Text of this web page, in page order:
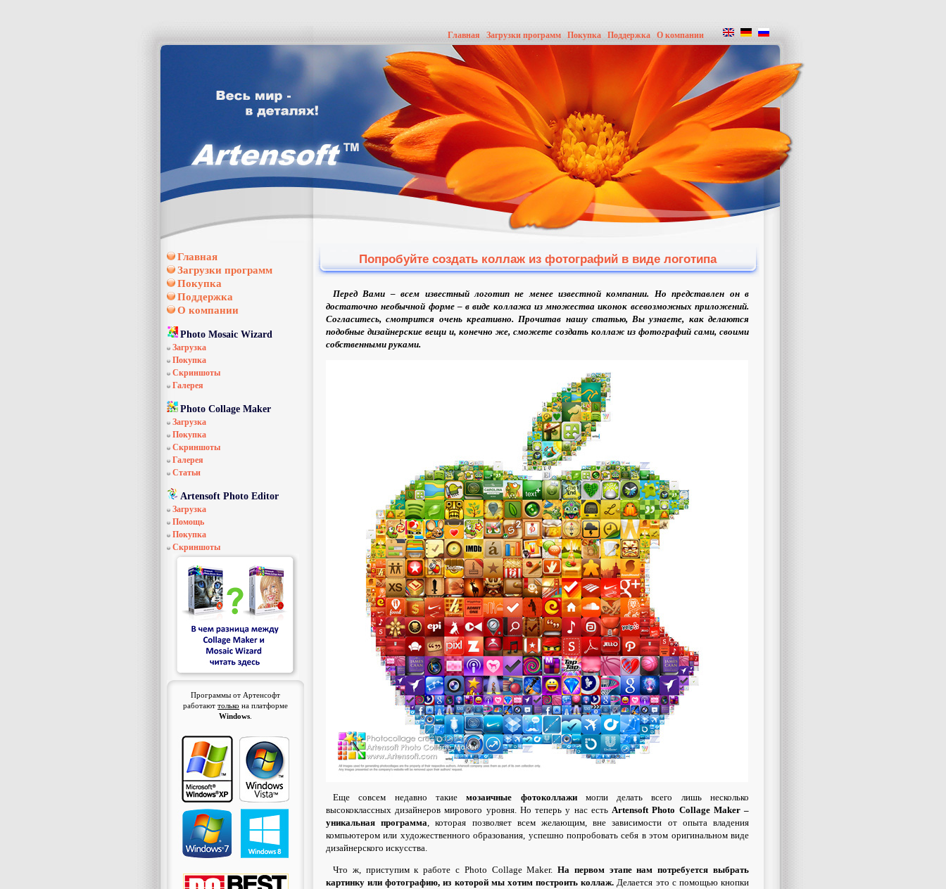
Главная Загрузки программ Покупка Поддержка О компании
Главная
Загрузки программ
Покупка
Поддержка
О компании
Photo Mosaic Wizard
Загрузка
Покупка
Скриншоты
Галерея
Photo Collage Maker
Загрузка
Покупка
Скриншоты
Галерея
Статьи
Artensoft Photo Editor
Загрузка
Помощь
Покупка
Скриншоты
Программы от Артенсофт
работают только на платформе
Windows
Попробуйте создать коллаж из фотографий в виде логотипа
Перед Вами – всем известный логотип не менее известной компании. Но представлен он в
достаточно необычной форме – в виде коллажа из множества иконок всевозможных приложений.
Согласитесь, смотрится очень креативно. Прочитав нашу статью, Вы узнаете, как делаются
подобные дизайнерские вещи и, конечно же, сможете создать коллаж из фотографий сами, своими
собственными руками.
Еще совсем недавно такиемозаичные фотоколлажимогли делать всего лишь несколько
высококлассных дизайнеров мирового уровня. Но теперь у нас естьArtensoft Photo Collage Maker –
уникальная программа, которая позволяет всем желающим, вне зависимости от опыта владения
компьютером или художественного образования, успешно попробовать себя в этом оригинальном виде
дизайнерского искусства.
Что ж, приступим к работе с Photo Collage Maker.На первом этапе нам потребуется выбрать
картинку или фотографию, из которой мы хотим построить коллаж. Делается это с помощью кнопки